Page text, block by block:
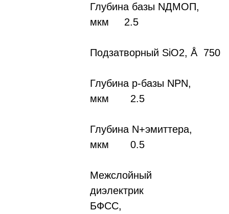
Глубина базы NДMOП,
мкм 2.5
Подзатворный SiO2, Å 750
Глубина p-базы NPN,
мкм 2.5
Глубина N+эмиттера,
мкм 0.5
Межслойный
диэлектрик
БФСС,